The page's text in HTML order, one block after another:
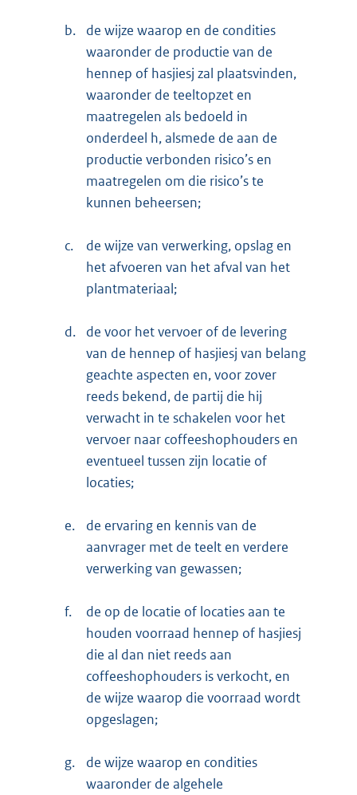
b.
de wijze waarop en de condities
waaronder de productie van de
hennep of hasjiesj zal plaatsvinden,
waaronder de teeltopzet en
maatregelen als bedoeld in
onderdeel h, alsmede de aan de
productie verbonden risico’s en
maatregelen om die risico’s te
kunnen beheersen;
c.
de wijze van verwerking, opslag en
het afvoeren van het afval van het
plantmateriaal;
d.
de voor het vervoer of de levering
van de hennep of hasjiesj van belang
geachte aspecten en, voor zover
reeds bekend, de partij die hij
verwacht in te schakelen voor het
vervoer naar coffeeshophouders en
eventueel tussen zijn locatie of
locaties;
e.
de ervaring en kennis van de
aanvrager met de teelt en verdere
verwerking van gewassen;
f.
de op de locatie of locaties aan te
houden voorraad hennep of hasjiesj
die al dan niet reeds aan
coffeeshophouders is verkocht, en
de wijze waarop die voorraad wordt
opgeslagen;
g.
de wijze waarop en condities
waaronder de algehele